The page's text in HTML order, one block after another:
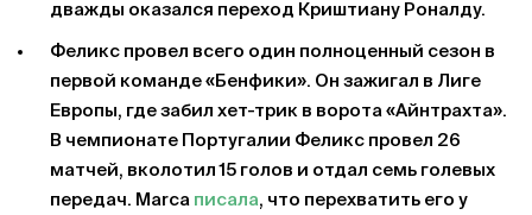
дважды оказался переход Криштиану Роналду.
Феликс провел всего один полноценный сезон в
первой команде «Бенфики». Он зажигал в Лиге
Европы, где забил хет-трик в ворота «Айнтрахта».
В чемпионате Португалии Феликс провел 26
матчей, вколотил 15 голов и отдал семь голевых
передач. Marca писала, что перехватить его у